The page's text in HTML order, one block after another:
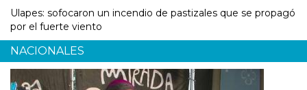
Ulapes: sofocaron un incendio de pastizales que se propagó
por el fuerte viento
NACIONALES